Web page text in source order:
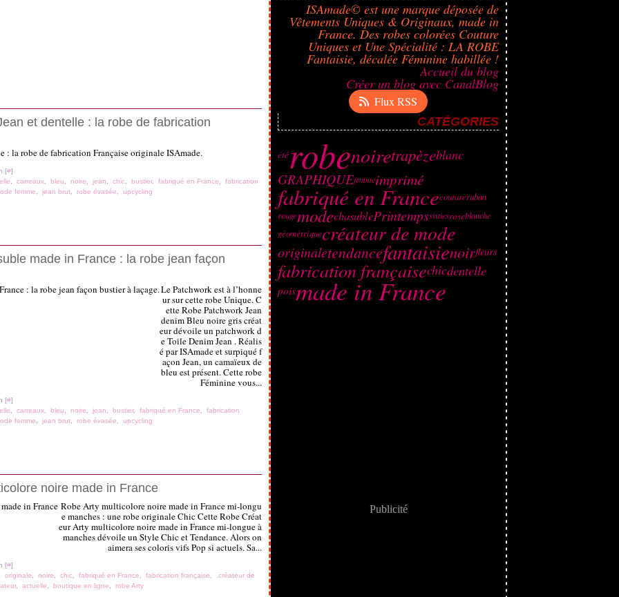
et dentelle : la robe de fabrication
[#]
carreaux bleu noire jean chic bustier, fabriqué en France
fabrication
femme jean brut robe évasée upcycling
made in France : la robe jean façon
Le Patchwork est à l’honne
ur sur cette robe Unique. C
ette Robe Patchwork Jean
denim Bleu noire gris créat
eur dévoile un patchwork d
e Toile Denim Jean . Réalis
é par ISAmade et surpiqué f
açon Jean, un camaïeux de
bleu est présent. Cette robe
Féminine vous...
[#]
carreaux bleu noire jean bustier, fabriqué en France
fabrication
femme jean brut robe évasée upcycling
noire made in France
Robe Arty multicolore noire made in France mi-longu
e manches : une robe originale Chic Cette Robe Créat
eur Arty multicolore noire made in France mi-longue à
manches dévoile un Style Chic et Tendance. Alors on
aimera ses coloris vifs Pop si actuels. Sa...
[#]
originale noire chic fabriqué en France fabrication française
.créateur de
, actuelle boutique en ligne robe Arty
ISAmade© est une marque déposée de
Vêtements Uniques & Originaux, made in
France. Des robes colorées Couture
Uniques et Une Spécialité : LA ROBE
Fantaisie, décalée Féminine habillée !
Accueil du blog
Créer un blog avec CanalBlog
Flux RSS
CATÉGORIES
étérobenoiretrapèzeblanc
GRAPHIQUEfemmeimprimé
fabriqué en Francecoutureruban
rougemodechasublePrintempssixtiesroseblanche
géométriquecréateur de mode
originaletendancefantaisienoirfleurs
fabrication françaisechicdentelle
poismade in France
Publicité